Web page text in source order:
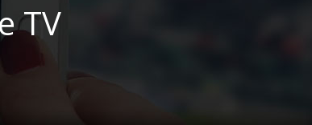
TV